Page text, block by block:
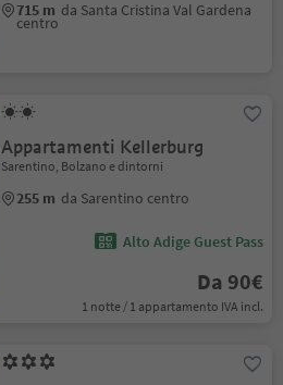
715 m da Santa Cristina Val Gardena
centro
Appartamenti Kellerburg
Sarentino, Bolzano e dintorni
255 m da Sarentino centro
Alto Adige Guest Pass
Da 90€
1 notte / 1 appartamento IVA incl.